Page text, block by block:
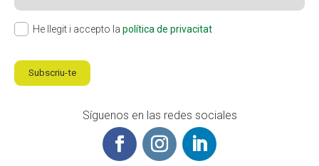
He llegit i accepto la política de privacitat
Subscriu-te
Síguenos en las redes sociales